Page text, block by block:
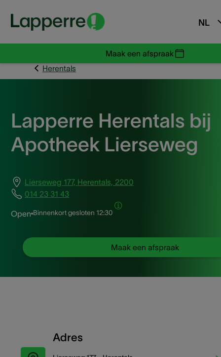
NL
Maak een afspraak
Herentals
Lapperre Herentals bij
Apotheek Lierseweg
Lierseweg 177, Herentals, 2200
014 23 31 43
Open Binnenkort gesloten 12:30
Maak een afspraak
Adres